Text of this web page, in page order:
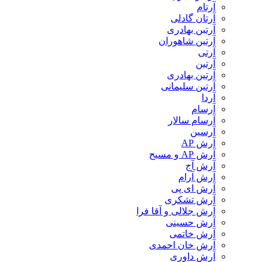
آرتام
آرتان گادلی
آرتبن بهادری
آرتين شاهوران
آرتی
آرتین
آرتین بهادری
آرتین سلیمانی
آردا
آرسام
آرسام سالار
آرسین
آرش AP
آرش AP و مسیح
آرش آج
آرش آرام
آرش ای پی
آرش تشکری
آرش جلالی و آقا فرا
آرش حسینی
آرش خاتمی
آرش خان احمدی
آرش داوری